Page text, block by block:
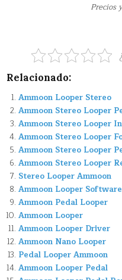
Precios
Relacionado:
Ammoon Looper Stereo
Ammoon Stereo Looper
Ammoon Stereo Looper
Ammoon Stereo Looper
Ammoon Stereo Looper
Ammoon Stereo Looper
Stereo Looper Ammoon
Ammoon Looper Software
Ammoon Pedal Looper
Ammoon Looper
Ammoon Looper Driver
Ammoon Nano Looper
Pedal Looper Ammoon
Ammoon Looper Pedal